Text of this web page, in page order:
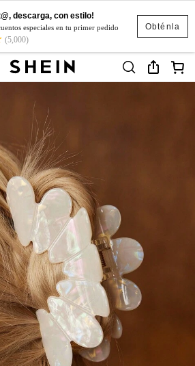
Obténla
descarga, con estilo!
especiales en tu primer pedido
(5,000)